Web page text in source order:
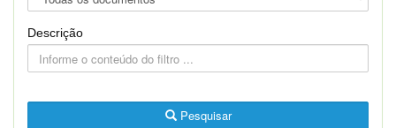
Descrição
Pesquisar